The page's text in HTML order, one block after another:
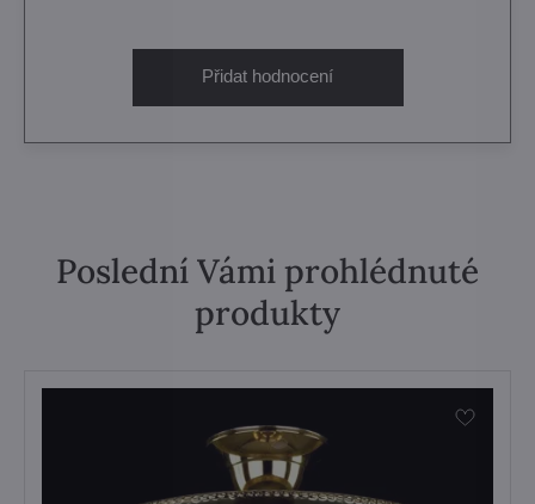
Přidat hodnocení
Poslední Vámi prohlédnuté
produkty